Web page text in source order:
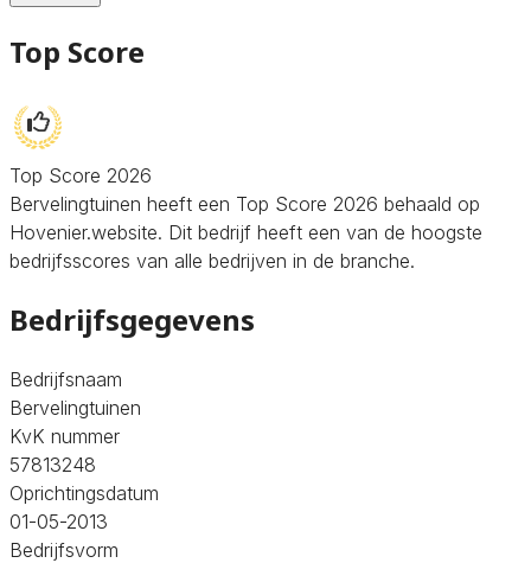
Top Score
Top Score 2026
Bervelingtuinen heeft een Top Score 2026 behaald op
Hovenier.website. Dit bedrijf heeft een van de hoogste
bedrijfsscores van alle bedrijven in de branche.
Bedrijfsgegevens
Bedrijfsnaam
Bervelingtuinen
KvK nummer
57813248
Oprichtingsdatum
01-05-2013
Bedrijfsvorm